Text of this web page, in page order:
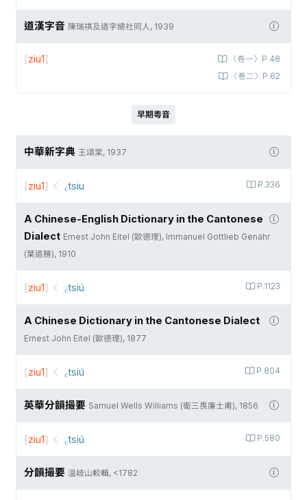
道漢字音 陳瑞祺及道字總社同人, 1939
〈卷一〉P.48
〈卷二〉P.62
[ziu1]
早期粵音
中華新字典 王頌棠, 1937
P.336
[ziu1] ꜀tsiu
A Chinese-English Dictionary in the Cantonese
Dialect Ernest John Eitel (歐德理), Immanuel Gottlieb Genähr
(葉道勝), 1910
P.1123
[ziu1] ꜀tsiú
A Chinese Dictionary in the Cantonese Dialect
Ernest John Eitel (歐德理), 1877
P.804
[ziu1] ꜀tsiú
英華分韻撮要 Samuel Wells Williams (衛三畏廉士甫), 1856
P.580
[ziu1] ꜀tsiú
分韻撮要 溫岐山較輯, <1782